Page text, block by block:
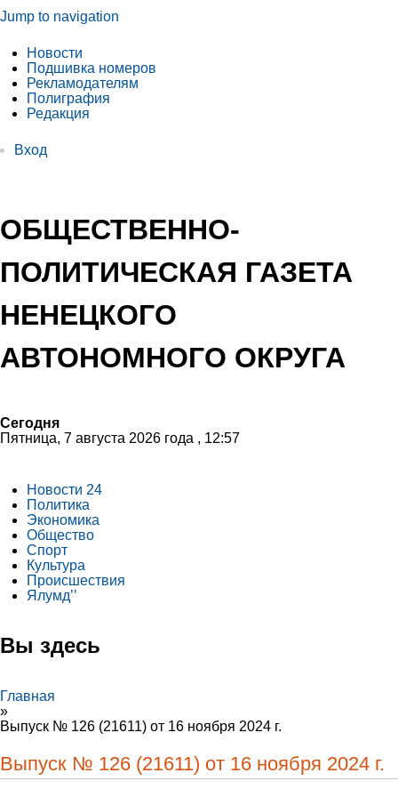
Jump to navigation
Новости
Подшивка номеров
Рекламодателям
Полиграфия
Редакция
Вход
ОБЩЕСТВЕННО-
ПОЛИТИЧЕСКАЯ ГАЗЕТА
НЕНЕЦКОГО
АВТОНОМНОГО ОКРУГА
Сегодня
Пятница, 7 августа 2026 года , 12:57
Новости 24
Политика
Экономика
Общество
Спорт
Культура
Происшествия
Ялумд’’
Вы здесь
Главная
»
Выпуск № 126 (21611) от 16 ноября 2024 г.
Выпуск № 126 (21611) от 16 ноября 2024 г.